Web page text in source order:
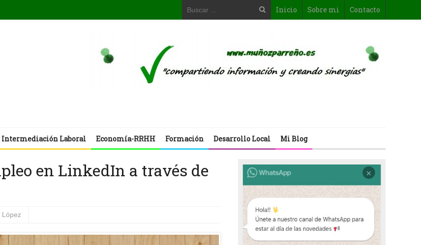
Inicio Sobre mi Contacto
Intermediación Laboral Economía-RRHH Formación Desarrollo Local Mi Blog
en LinkedIn a través de
López